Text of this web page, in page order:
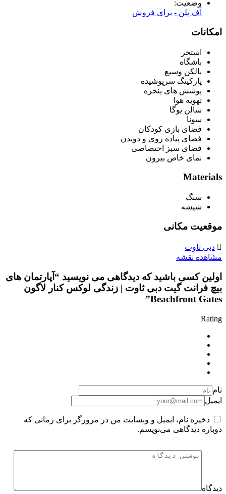
وضعیت:
آف پلن - برای فروش
امکانات
استخر
باشگاه
بالکن وسیع
پارکینگ سرپوشیده
پوشش های پنجره
تهویه هوا
سالن یوگا
سونا
فضای بازی کودکان
فضای پیاده روی و دویدن
فضای سبز اختصاصی
نمای خاص بیرون
Materials
سنگ
شیشه
موقعیت مکانی
دبی ثاوت
مشاهده نقشه
اولین کسی باشید که دیدگاهی می نویسید “آپارتمان‌ های
بیچ فرانت گیت دبی ثاوت | زندگی لوکس کنار لاگون
Beachfront Gates”
Rating
نام
ایمیل
ذخیره نام، ایمیل و وبسایت من در مرورگر برای زمانی که
دوباره دیدگاهی می‌نویسم.
دیدگاه